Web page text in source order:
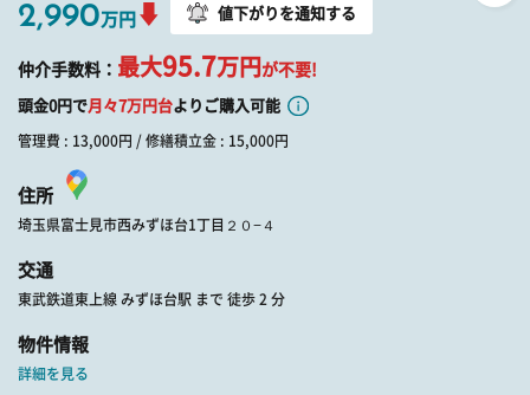
2,990万円 値下がりを通知する
仲介手数料： 最大95.7万円 が不要!
頭金0円で月々7万円台よりご購入可能
管理費 : 13,000円 / 修繕積立金 : 15,000円
住所
埼玉県富士見市西みずほ台1丁目２０−４
交通
東武鉄道東上線 みずほ台駅 まで 徒歩 2 分
物件情報
詳細を見る